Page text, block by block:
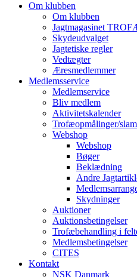
Om klubben
Om klubben
Jagtmagasinet
Skydeudvalget
Jagtetiske regler
Vedtægter
Æresmedlemmer
Medlemsservice
Medlemservice
Bliv medlem
Aktivitetskalender
Trofæopmålinger/
Webshop
Webshop
Bøger
Beklædning
Andre
Skydninger
Auktioner
Auktionsbetingelser
Trofæbehandling i
Medlemsbetingelser
CITES
Kontakt
NSK Danmark